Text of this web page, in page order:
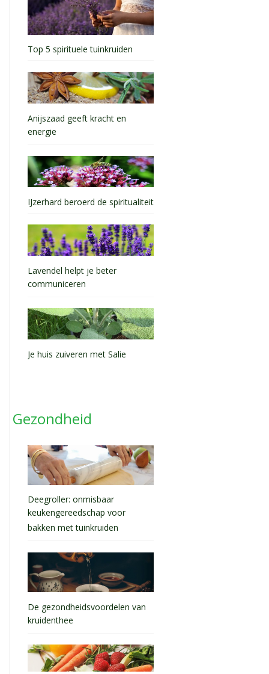
Top 5 spirituele tuinkruiden
Anijszaad geeft kracht en
energie
IJzerhard beroerd de spiritualiteit
Lavendel helpt je beter
communiceren
Je huis zuiveren met Salie
Gezondheid
Deegroller: onmisbaar
keukengereedschap voor
bakken met tuinkruiden
De gezondheidsvoordelen van
kruidenthee